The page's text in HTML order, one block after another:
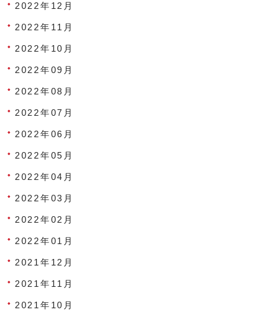
2022年12月
2022年11月
2022年10月
2022年09月
2022年08月
2022年07月
2022年06月
2022年05月
2022年04月
2022年03月
2022年02月
2022年01月
2021年12月
2021年11月
2021年10月